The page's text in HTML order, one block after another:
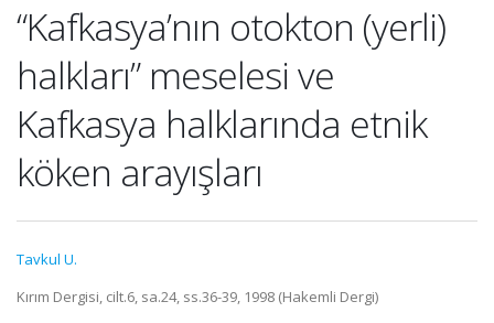
“Kafkasya’nın otokton (yerli)
halkları” meselesi ve
Kafkasya halklarında etnik
köken arayışları
Tavkul U.
Kırım Dergisi, cilt.6, sa.24, ss.36-39, 1998 (Hakemli Dergi)